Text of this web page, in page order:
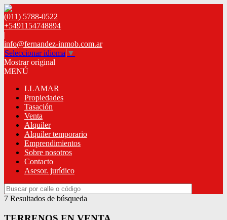
(011) 5788-0522
+5491154748894
|
info@fernandez-inmob.com.ar
Seleccionar idioma ▼
Mostrar original
MENÚ
LLAMAR
Propiedades
Tasación
Venta
Alquiler
Alquiler temporario
Emprendimientos
Sobre nosotros
Contacto
Asesor. jurídico
7 Resultados de búsqueda